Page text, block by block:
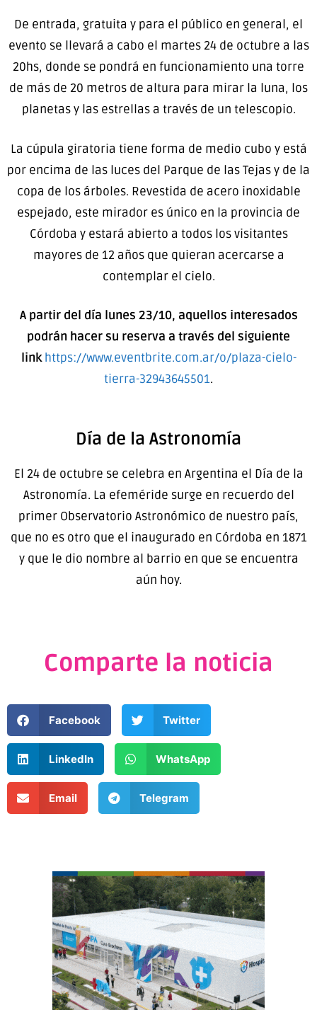
De entrada, gratuita y para el público en general, el
evento se llevará a cabo el martes 24 de octubre a las
20hs, donde se pondrá en funcionamiento una torre
de más de 20 metros de altura para mirar la luna, los
planetas y las estrellas a través de un telescopio.
La cúpula giratoria tiene forma de medio cubo y está
por encima de las luces del Parque de las Tejas y de la
copa de los árboles. Revestida de acero inoxidable
espejado, este mirador es único en la provincia de
Córdoba y estará abierto a todos los visitantes
mayores de 12 años que quieran acercarse a
contemplar el cielo.
A partir del día lunes 23/10, aquellos interesados
podrán hacer su reserva a través del siguiente
linkhttps://www.eventbrite.com.ar/o/plaza-cielo-
tierra-32943645501.
Día de la Astronomía
El 24 de octubre se celebra en Argentina el Día de la
Astronomía. La efeméride surge en recuerdo del
primer Observatorio Astronómico de nuestro país,
que no es otro que el inaugurado en Córdoba en 1871
y que le dio nombre al barrio en que se encuentra
aún hoy.
Comparte la noticia
Facebook Twitter
LinkedIn WhatsApp
Email Telegram